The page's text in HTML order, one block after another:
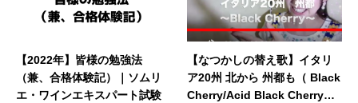
【2022年】皆様の勉強法
（兼、合格体験記）｜ソムリ
エ・ワインエキスパート試験
【なつかしの替え歌】イタリ
ア20州 北から 州都も（ Black
Cherry/Acid Black Cherry）